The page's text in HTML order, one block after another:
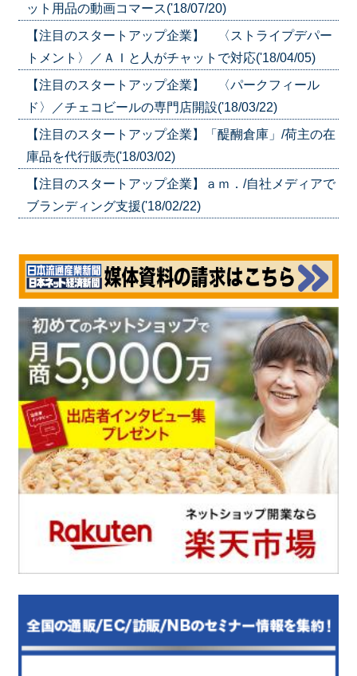
ット用品の動画コマース('18/07/20)
【注目のスタートアップ企業】 〈ストライプデパー
トメント〉／ＡＩと人がチャットで対応('18/04/05)
【注目のスタートアップ企業】 〈パークフィール
ド〉／チェコビールの専門店開設('18/03/22)
【注目のスタートアップ企業】「醍醐倉庫」/荷主の在
庫品を代行販売('18/03/02)
【注目のスタートアップ企業】ａｍ．/自社メディアで
ブランディング支援('18/02/22)